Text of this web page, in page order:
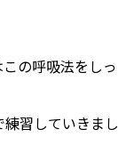
の呼吸法をしっ
習していきまし